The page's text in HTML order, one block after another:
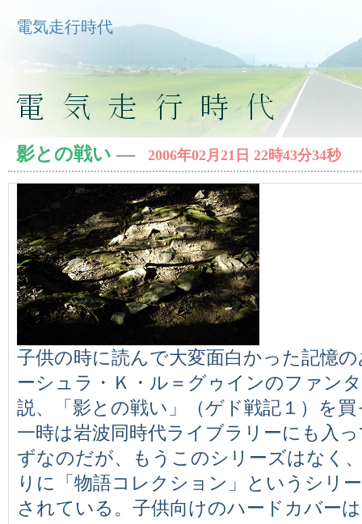
電気走行時代
影との戦い ― 2006年02月21日 22時43分34秒
子供の時に読んで大変面白かった記憶
ーシュラ・Ｋ・ル＝グゥインのファン
説、「影との戦い」（ゲド戦記１）を
一時は岩波同時代ライブラリーにも入
ずなのだが、もうこのシリーズはなく
りに「物語コレクション」というシリ
されている。子供向けのハードカバー